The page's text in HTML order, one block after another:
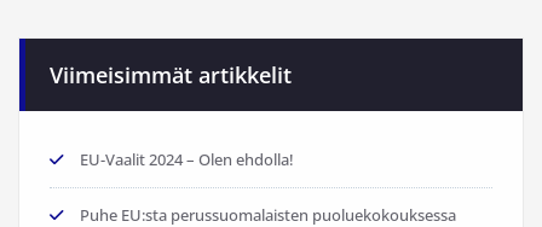
Viimeisimmät artikkelit
EU-Vaalit 2024 – Olen ehdolla!
Puhe EU:sta perussuomalaisten puoluekokouksessa